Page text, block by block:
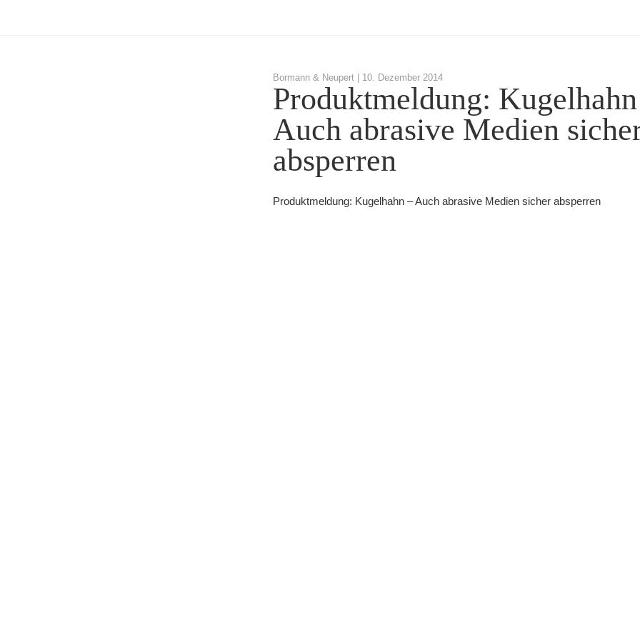
Bormann & Neupert | 10. Dezember 2014
Produktmeldung:
Auch abrasive Medien
absperren
Produktmeldung: Kugelhahn – Auch abrasive Medien sicher absperren